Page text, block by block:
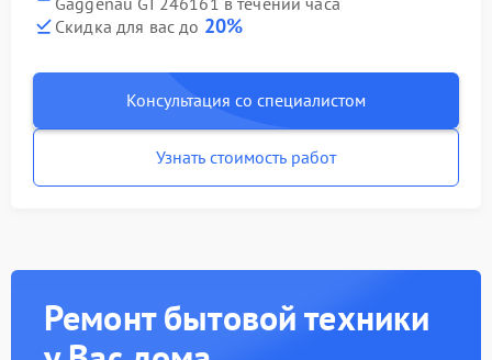
Скидка для вас до 20%
Консультация со специалистом
Узнать стоимость работ
Ремонт бытовой техники